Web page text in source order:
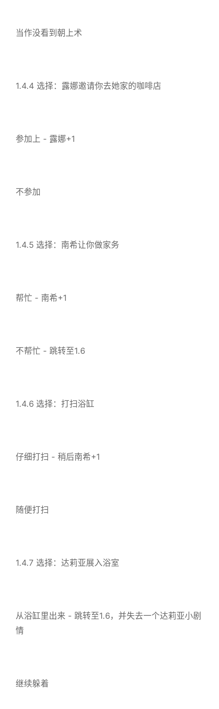
当作没看到朝上术
1.4.4 选择：露娜邀请你去她家的咖啡店
参加上 - 露娜+1
不参加
1.4.5 选择：南希让你做家务
帮忙 - 南希+1
不帮忙 - 跳转至1.6
1.4.6 选择：打扫浴缸
仔细打扫 - 稍后南希+1
随便打扫
1.4.7 选择：达莉亚展入浴室
从浴缸里出来 - 跳转至1.6，并失去一个达莉亚小剧
情
继续躲着